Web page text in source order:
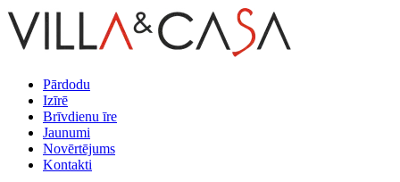
Pārdodu
Izīrē
Brīvdienu īre
Jaunumi
Novērtējums
Kontakti